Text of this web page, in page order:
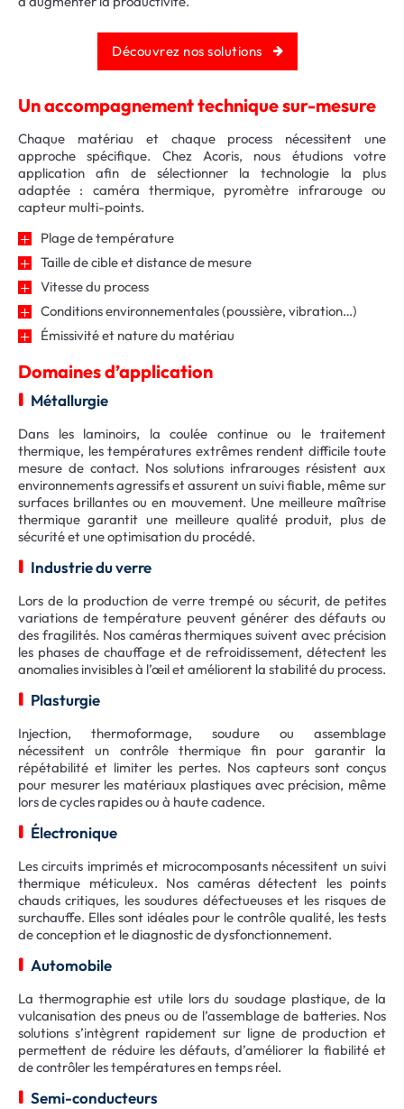
Découvrez nos solutions
Un accompagnement technique sur-mesure
Chaque matériau et chaque process nécessitent une
approche spécifique. Chez Acoris, nous étudions votre
application afin de sélectionner la technologie la plus
adaptée : caméra thermique, pyromètre infrarouge ou
capteur multi-points.
Plage de température
Taille de cible et distance de mesure
Vitesse du process
Conditions environnementales (poussière, vibration…)
Émissivité et nature du matériau
Domaines d’application
Métallurgie
Dans les laminoirs, la coulée continue ou le traitement
thermique, les températures extrêmes rendent difficile toute
mesure de contact. Nos solutions infrarouges résistent aux
environnements agressifs et assurent un suivi fiable, même sur
surfaces brillantes ou en mouvement. Une meilleure maîtrise
thermique garantit une meilleure qualité produit, plus de
sécurité et une optimisation du procédé.
Industrie du verre
Lors de la production de verre trempé ou sécurit, de petites
variations de température peuvent générer des défauts ou
des fragilités. Nos caméras thermiques suivent avec précision
les phases de chauffage et de refroidissement, détectent les
anomalies invisibles à l’œil et améliorent la stabilité du process.
Plasturgie
Injection, thermoformage, soudure ou assemblage
nécessitent un contrôle thermique fin pour garantir la
répétabilité et limiter les pertes. Nos capteurs sont conçus
pour mesurer les matériaux plastiques avec précision, même
lors de cycles rapides ou à haute cadence.
Électronique
Les circuits imprimés et microcomposants nécessitent un suivi
thermique méticuleux. Nos caméras détectent les points
chauds critiques, les soudures défectueuses et les risques de
surchauffe. Elles sont idéales pour le contrôle qualité, les tests
de conception et le diagnostic de dysfonctionnement.
Automobile
La thermographie est utile lors du soudage plastique, de la
vulcanisation des pneus ou de l’assemblage de batteries. Nos
solutions s’intègrent rapidement sur ligne de production et
permettent de réduire les défauts, d’améliorer la fiabilité et
de contrôler les températures en temps réel.
Semi-conducteurs